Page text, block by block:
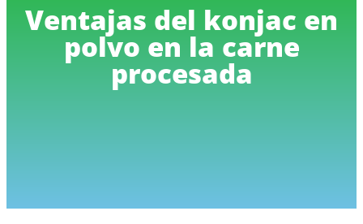
Ventajas del konjac en
polvo en la carne
procesada